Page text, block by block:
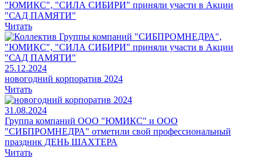
"ЮМИКС", "СИЛА СИБИРИ" приняли участи в Акции
"САД ПАМЯТИ"
Читать
25.12.2024
новогодний корпоратив 2024
Читать
31.08.2024
Группа компаний ООО "ЮМИКС" и ООО
"СИБПРОМНЕДРА" отметили свой профессиональный
праздник ДЕНЬ ШАХТЕРА
Читать